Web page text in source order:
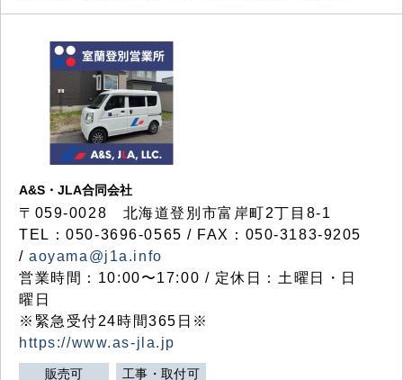
A&S・JLA合同会社
〒 059-0028 北海道登別市富岸町2丁目 8-1
TEL：050-3696-0565 / FAX：050-3183-9205
/aoyama@j1a.info
営業時間：10:00〜17:00 / 定休日：土曜日・日
曜日
※緊急受付24時間365日※
https://www.as-jla.jp
販売可 工事・取付可